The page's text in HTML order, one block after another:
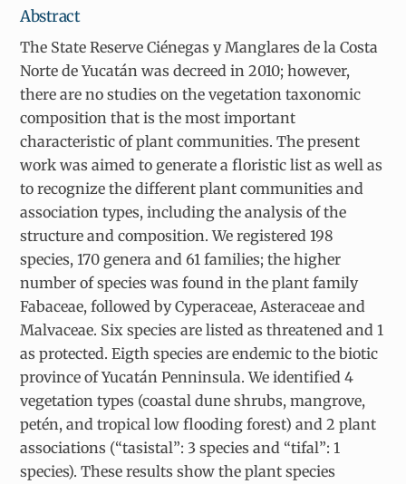
Abstract
The State Reserve Ciénegas y Manglares de la Costa
Norte de Yucatán was decreed in 2010; however,
there are no studies on the vegetation taxonomic
composition that is the most important
characteristic of plant communities. The present
work was aimed to generate a floristic list as well as
to recognize the different plant communities and
association types, including the analysis of the
structure and composition. We registered 198
species, 170 genera and 61 families; the higher
number of species was found in the plant family
Fabaceae, followed by Cyperaceae, Asteraceae and
Malvaceae. Six species are listed as threatened and 1
as protected. Eigth species are endemic to the biotic
province of Yucatán Penninsula. We identified 4
vegetation types (coastal dune shrubs, mangrove,
petén, and tropical low flooding forest) and 2 plant
associations (“tasistal”: 3 species and “tifal”: 1
species). These results show the plant species